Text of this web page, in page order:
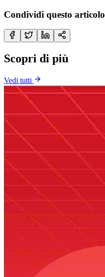
Condividi questo articolo
Scopri di più
Vedi tutti